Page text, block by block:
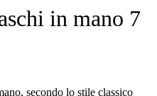
in mano 7
secondo lo stile classico